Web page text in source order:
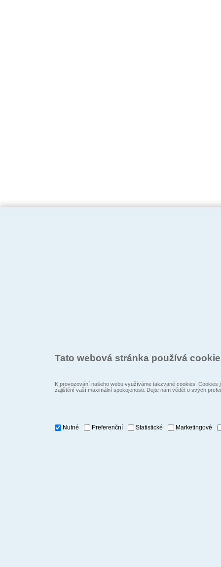
Tato webová stránka používá
K provozování našeho webu využíváme takzvané cookies.
zajištění vaší maximální spokojenosti. Dejte nám vědět o svých
Nutné Preferenční Statistické Marketingové